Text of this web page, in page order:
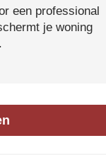
een professional
je woning